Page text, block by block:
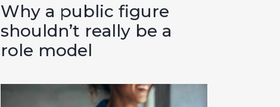
Why a public figure
shouldn’t really be a
role model